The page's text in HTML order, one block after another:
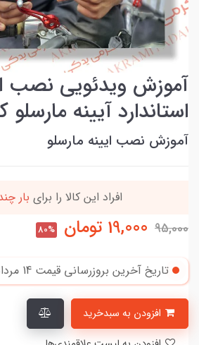
آموزش ویدئویی نصب
استاندارد آیینه مارسلو کد
آموزش نصب ایینه مارسلو
90٪ خریداران
95,000
19,000 تومان 80%
تاریخ آخرین بروزرسانی قیمت 14 مرداد 1405